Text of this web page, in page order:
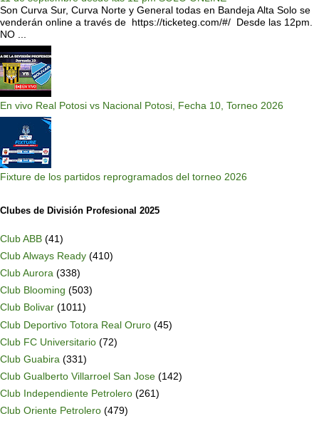
Son Curva Sur, Curva Norte y General todas en Bandeja Alta Solo se
venderán online a través de https://ticketeg.com/#/ Desde las 12pm.
NO ...
En vivo Real Potosi vs Nacional Potosi, Fecha 10, Torneo 2026
Fixture de los partidos reprogramados del torneo 2026
Clubes de División Profesional 2025
Club ABB (41)
Club Always Ready (410)
Club Aurora (338)
Club Blooming (503)
Club Bolivar (1011)
Club Deportivo Totora Real Oruro (45)
Club FC Universitario (72)
Club Guabira (331)
Club Gualberto Villarroel San Jose (142)
Club Independiente Petrolero (261)
Club Oriente Petrolero (479)